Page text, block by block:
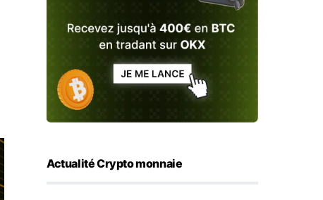
Actualité Crypto monnaie